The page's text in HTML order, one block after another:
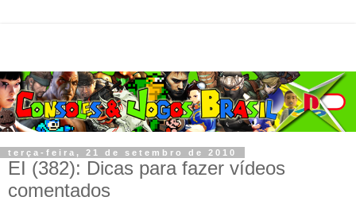
terça-feira, 21 de setembro de 2010
EI (382): Dicas para fazer vídeos
comentados